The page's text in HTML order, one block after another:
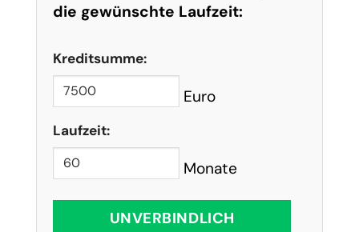
die gewünschte Laufzeit:
Kreditsumme:
Euro
Laufzeit:
Monate
UNVERBINDLICH